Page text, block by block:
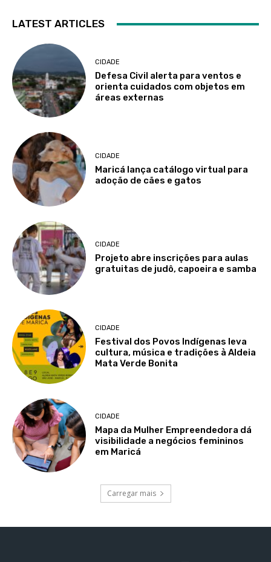
LATEST ARTICLES
CIDADE
Defesa Civil alerta para ventos e
orienta cuidados com objetos em
áreas externas
CIDADE
Maricá lança catálogo virtual para
adoção de cães e gatos
CIDADE
Projeto abre inscrições para aulas
gratuitas de judô, capoeira e samba
CIDADE
Festival dos Povos Indígenas leva
cultura, música e tradições à Aldeia
Mata Verde Bonita
CIDADE
Mapa da Mulher Empreendedora dá
visibilidade a negócios femininos
em Maricá
Carregar mais